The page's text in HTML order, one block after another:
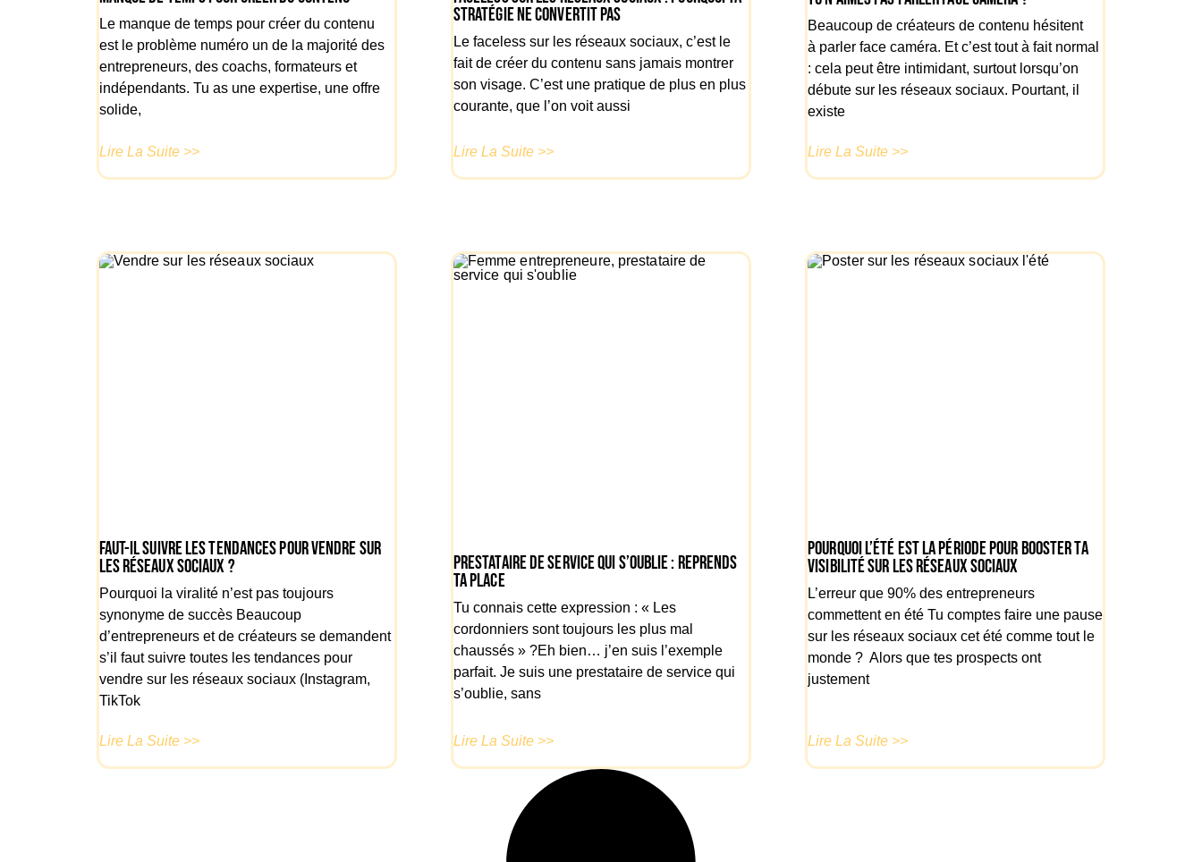
Le manque de temps pour créer du contenu
est le problème numéro un de la majorité des
entrepreneurs, des coachs, formateurs et
indépendants. Tu as une expertise, une offre
solide,
Lire La Suite >>
stratégie ne convertit pas
Le faceless sur les réseaux sociaux, c’est le
fait de créer du contenu sans jamais montrer
son visage. C’est une pratique de plus en plus
courante, que l’on voit aussi
Lire La Suite >>
Beaucoup de créateurs de contenu hésitent
à parler face caméra. Et c’est tout à fait normal
: cela peut être intimidant, surtout lorsqu’on
débute sur les réseaux sociaux. Pourtant, il
existe
Lire La Suite >>
Faut-il suivre les tendances pour vendre sur
les réseaux sociaux ?
Pourquoi la viralité n’est pas toujours
synonyme de succès Beaucoup
d’entrepreneurs et de créateurs se demandent
s’il faut suivre toutes les tendances pour
vendre sur les réseaux sociaux (Instagram,
TikTok
Lire La Suite >>
Prestataire de service qui s’oublie : reprends
ta place
Tu connais cette expression : « Les
cordonniers sont toujours les plus mal
chaussés » ?Eh bien… j’en suis l’exemple
parfait. Je suis une prestataire de service qui
s’oublie, sans
Lire La Suite >>
Pourquoi l’été est LA période pour booster ta
visibilité sur les réseaux sociaux
L’erreur que 90% des entrepreneurs
commettent en été Tu comptes faire une pause
sur les réseaux sociaux cet été comme tout le
monde ? Alors que tes prospects ont
justement
Lire La Suite >>